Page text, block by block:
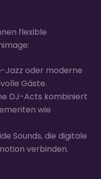
flexible
Jazz oder moderne
Gäste.
DJ-Acts kombiniert
wie
Sounds, die digitale
verbinden.